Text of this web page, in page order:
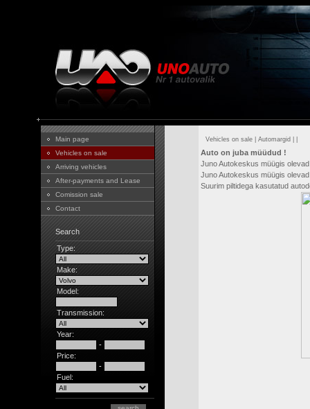
Main page
Vehicles on sale
Arriving vehicles
After-payments and Lease
Comission sale
Contact
Search
Type:
Make:
Model:
Transmission:
Year:
-
Price:
-
Fuel:
Vehicles on sale| Automargid
Auto on juba müüdud !
Juno Autokeskus müügis
Juno Autokeskus müügis
Suurim piltidega kasutatud